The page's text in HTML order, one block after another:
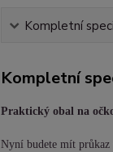
Kompletní
Kompletní
Praktický obal na
Nyní budete mít